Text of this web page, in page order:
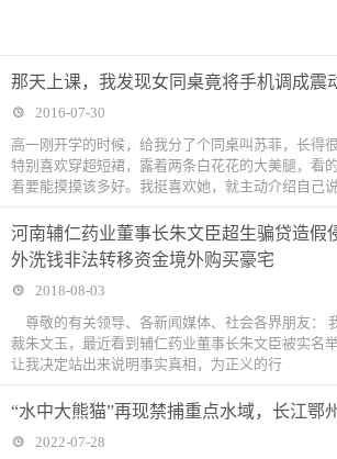
那天上课，我发现女同桌竟将手机调成震
2016-07-30
高一刚开学的时候，给我分了个同桌叫苏菲，长得
特别喜欢穿超短裙，露着两条白花花的大美腿，看
着要能摸摸该多好。我挺喜欢她，就主动介绍自己说
河南辅仁药业董事长朱文臣超生骗贷造假
外洗钱非法转移资金境外购买豪宅
2018-08-03
尊敬的有关领导、各新闻媒体、社会各界朋友：
裁朱文玉，最近看到辅仁药业董事长朱文臣被实名
让我决定站出来说明事实真相，为正义的行
“水中大熊猫”再现禁捕重点水域，长江鄂
2022-07-28